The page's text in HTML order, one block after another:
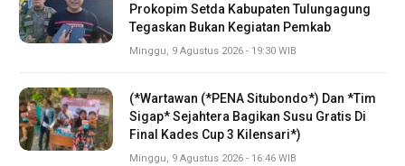
Prokopim Setda Kabupaten Tulungagung
Tegaskan Bukan Kegiatan Pemkab
Minggu, 9 Agustus 2026 - 19:30 WIB
(*Wartawan (*PENA Situbondo*) Dan *Tim
Sigap* Sejahtera Bagikan Susu Gratis Di
Final Kades Cup 3 Kilensari*)
Minggu, 9 Agustus 2026 - 16:46 WIB